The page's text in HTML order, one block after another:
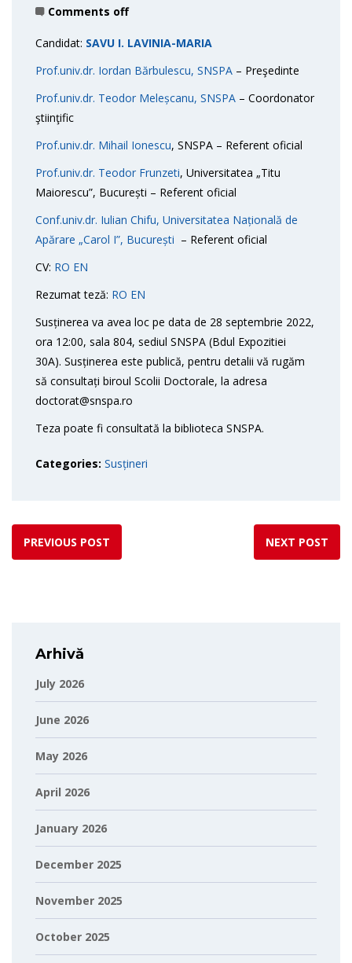
Comments off
Candidat: SAVU I. LAVINIA-MARIA
Prof.univ.dr. Iordan Bărbulescu, SNSPA – Preşedinte
Prof.univ.dr. Teodor Meleșcanu, SNSPA – Coordonator
ştiinţific
Prof.univ.dr. Mihail Ionescu, SNSPA – Referent oficial
Prof.univ.dr. Teodor Frunzeti, Universitatea „Titu
Maiorescu”, București – Referent oficial
Conf.univ.dr. Iulian Chifu, Universitatea Națională de
Apărare „Carol I”, București – Referent oficial
CV: RO EN
Rezumat teză: RO EN
Susținerea va avea loc pe data de 28 septembrie 2022,
ora 12:00, sala 804, sediul SNSPA (Bdul Expozitiei
30A). Susținerea este publică, pentru detalii vă rugăm
să consultați biroul Scolii Doctorale, la adresa
doctorat@snspa.ro
Teza poate fi consultată la biblioteca SNSPA.
Categories: Susțineri
PREVIOUS POST NEXT POST
Arhivă
July 2026
June 2026
May 2026
April 2026
January 2026
December 2025
November 2025
October 2025